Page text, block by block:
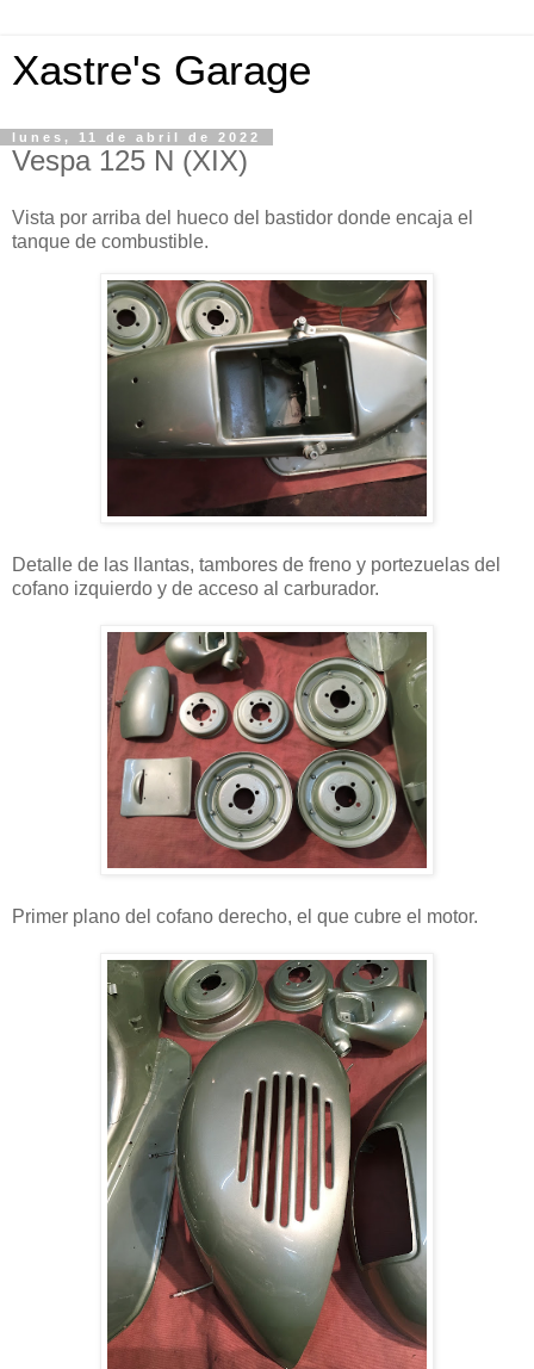
Xastre's Garage
lunes, 11 de abril de 2022
Vespa 125 N (XIX)
Vista por arriba del hueco del bastidor donde encaja el
tanque de combustible.
Detalle de las llantas, tambores de freno y portezuelas del
cofano izquierdo y de acceso al carburador.
Primer plano del cofano derecho, el que cubre el motor.